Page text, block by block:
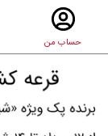
حساب من